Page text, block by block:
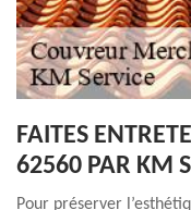
FAITES
62560 PAR KM
Pour préserver